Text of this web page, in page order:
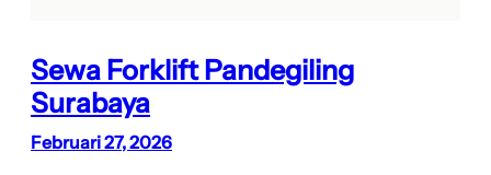
Sewa Forklift Pandegiling
Surabaya
Februari 27, 2026